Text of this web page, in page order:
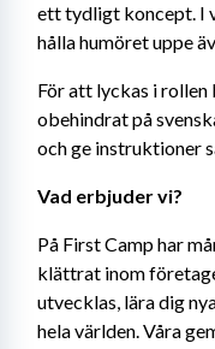
ett tydligt koncept. I
hålla humöret uppe
För att lyckas i rollen
obehindrat på
och ge instruktioner
Vad erbjuder vi?
På First Camp har
klättrat inom
utvecklas, lära dig
hela världen. Våra